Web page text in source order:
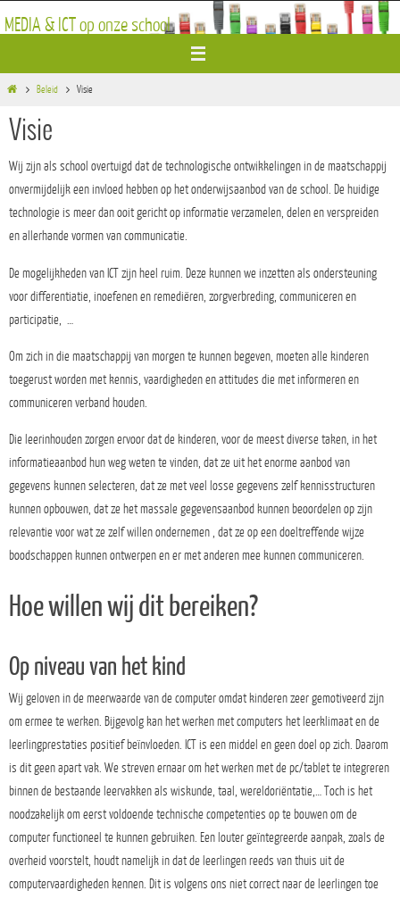
naar
MEDIA & ICT op onze school
HomeBeleid Visie
Visie
Wij zijn als school overtuigd dat de technologische ontwikkelingen in de maatschappij
onvermijdelijk een invloed hebben op het onderwijsaanbod van de school. De huidige
technologie is meer dan ooit gericht op informatie verzamelen, delen en verspreiden
en allerhande vormen van communicatie.
De mogelijkheden van ICT zijn heel ruim. Deze kunnen we inzetten als ondersteuning
voor differentiatie, inoefenen en remediëren, zorgverbreding, communiceren en
participatie, …
Om zich in die maatschappij van morgen te kunnen begeven, moeten alle kinderen
toegerust worden met kennis, vaardigheden en attitudes die met informeren en
communiceren verband houden.
Die leerinhouden zorgen ervoor dat de kinderen, voor de meest diverse taken, in het
informatieaanbod hun weg weten te vinden, dat ze uit het enorme aanbod van
gegevens kunnen selecteren, dat ze met veel losse gegevens zelf kennisstructuren
kunnen opbouwen, dat ze het massale gegevensaanbod kunnen beoordelen op zijn
relevantie voor wat ze zelf willen ondernemen , dat ze op een doeltreffende wijze
boodschappen kunnen ontwerpen en er met anderen mee kunnen communiceren.
Hoe willen wij dit bereiken?
Op niveau van het kind
Wij geloven in de meerwaarde van de computer omdat kinderen zeer gemotiveerd zijn
om ermee te werken. Bijgevolg kan het werken met computers het leerklimaat en de
leerlingprestaties positief beïnvloeden. ICT is een middel en geen doel op zich. Daarom
is dit geen apart vak. We streven ernaar om het werken met de pc/tablet te integreren
binnen de bestaande leervakken als wiskunde, taal, wereldoriëntatie,… Toch is het
noodzakelijk om eerst voldoende technische competenties op te bouwen om de
computer functioneel te kunnen gebruiken. Een louter geïntegreerde aanpak, zoals de
overheid voorstelt, houdt namelijk in dat de leerlingen reeds van thuis uit de
computervaardigheden kennen. Dit is volgens ons niet correct naar de leerlingen toe